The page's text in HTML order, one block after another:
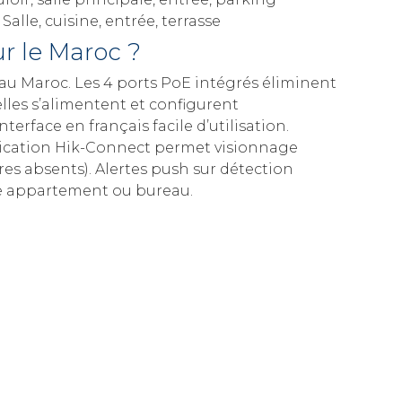
cuisine, entrée, terrasse
le Maroc ?
Maroc. Les 4 ports PoE intégrés éliminent
s’alimentent et configurent
en français facile d’utilisation.
Hik-Connect permet visionnage
absents). Alertes push sur détection
ou bureau.